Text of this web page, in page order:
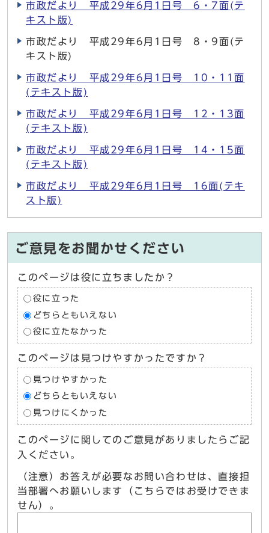
市政だより 平成29年6月1日号 6・7面(テ
キスト版)
市政だより 平成29年6月1日号 8・9面(テ
キスト版)
市政だより 平成29年6月1日号 10・11面
(テキスト版)
市政だより 平成29年6月1日号 12・13面
(テキスト版)
市政だより 平成29年6月1日号 14・15面
(テキスト版)
市政だより 平成29年6月1日号 16面(テキ
スト版)
ご意見をお聞かせください
このページは役に立ちましたか？
役に立った
どちらともいえない
役に立たなかった
このページは見つけやすかったですか？
見つけやすかった
どちらともいえない
見つけにくかった
このページに関してのご意見がありましたらご記
入ください。
（注意）お答えが必要なお問い合わせは、直接担
当部署へお願いします（こちらではお受けできま
せん）。